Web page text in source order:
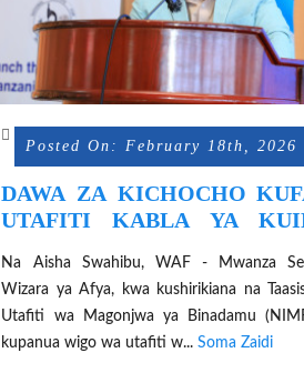
Posted On: February 18th, 2026
DAWA ZA KICHOCHO
UTAFITI KABLA YA
MATIBABU KWA
WALIOCHINI YA MIAKA
Na Aisha Swahibu, WAF - Mwanza
Wizara ya Afya, kwa kushirikiana na
Utafiti wa Magonjwa ya Binadamu
kupanua wigo wa utafiti w...Soma Zaidi